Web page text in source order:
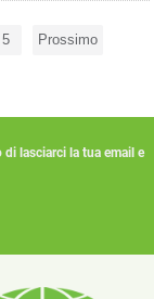
5 Prossimo
lasciarci la tua email e